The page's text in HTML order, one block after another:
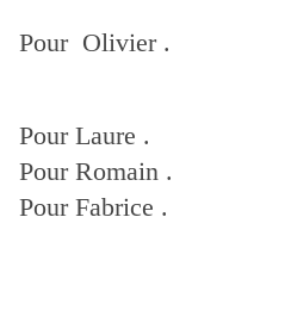
Pour Olivier .
Pour Laure .
Pour Romain .
Pour Fabrice .